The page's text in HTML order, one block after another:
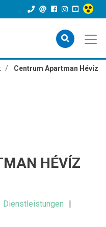
Centrum Apartman Hévíz
HÉVÍZ
Dienstleistungen